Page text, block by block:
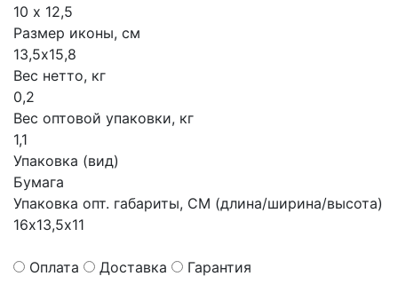
10 х 12,5
Размер иконы, см
13,5х15,8
Вес нетто, кг
0,2
Вес оптовой упаковки, кг
1,1
Упаковка (вид)
Бумага
Упаковка опт. габариты, СМ (длина/ширина/высота)
16х13,5х11
Оплата Доставка Гарантия